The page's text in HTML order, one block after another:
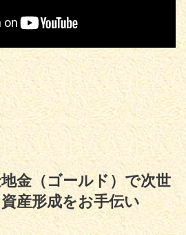
金（ゴールド）で次世
産形成をお手伝い